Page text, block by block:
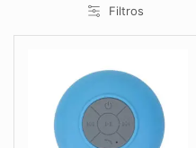
Filtros